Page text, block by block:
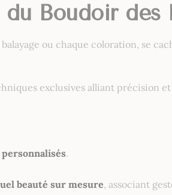
Boudoir des
ou chaque coloration, se
exclusives alliant précision et
.
beauté sur mesure, associant